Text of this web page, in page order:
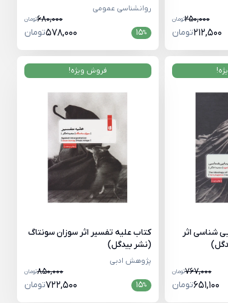
تومان250,000
تومان212,500
روانشناسی عمومی
تومان680,000
%
15 تومان578,000
شناسی اثر
تومان767,000
تومان651,100
فروش ویژه!
کتاب علیه تفسیر اثر سوزان سونتاگ
(نشر بیدگل)
پژوهش ادبی
تومان850,000
%
15 تومان722,500